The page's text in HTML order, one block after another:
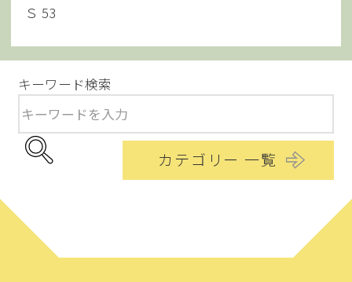
Ｓ 53
キーワード検索
カテゴリー 一覧